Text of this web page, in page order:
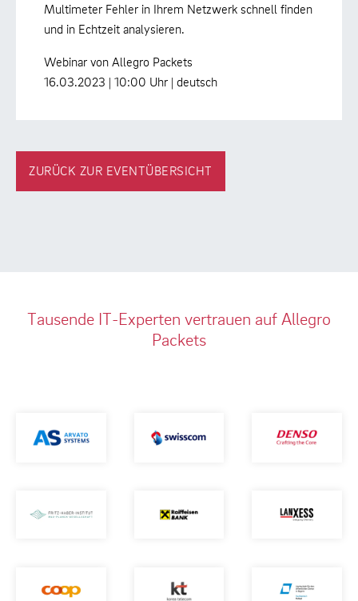
Multimeter Fehler in Ihrem Netzwerk schnell finden
und in Echtzeit analysieren.
Webinar von Allegro Packets
16.03.2023 | 10:00 Uhr | deutsch
ZURÜCK ZUR EVENTÜBERSICHT
Tausende IT-Experten vertrauen auf Allegro
Packets